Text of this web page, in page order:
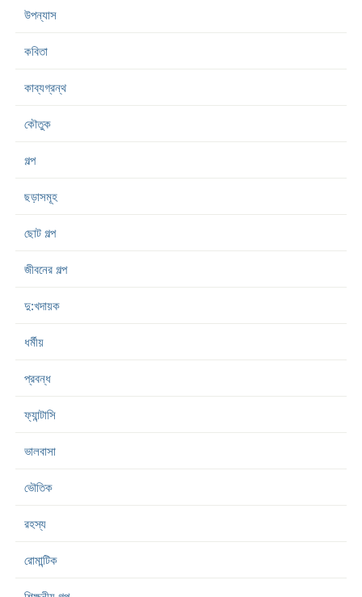
উপন্যাস
কবিতা
কাব্যগ্রন্থ
কৌতুক
গল্প
ছড়াসমূহ
ছোট গল্প
জীবনের গল্প
দু:খদায়ক
ধর্মীয়
প্রবন্ধ
ফ্যান্টাসি
ভালবাসা
ভৌতিক
রহস্য
রোমান্টিক